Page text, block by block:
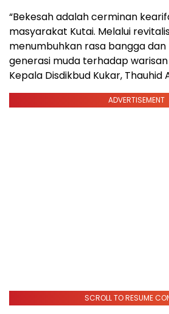
“Bekesah adalah cerminan
masyarakat Kutai. Melalui
menumbuhkan rasa bangga
generasi muda terhadap warisan
Kepala Disdikbud Kukar, Thauhid
ADVERTISEMENT
SCROLL TO RESUME